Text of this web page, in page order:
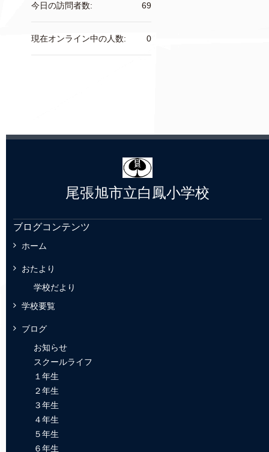
69
今日の訪問者数:
0
現在オンライン中の人数:
尾張旭市立白鳳小学校
ブログコンテンツ
ホーム
おたより
学校だより
学校要覧
ブログ
お知らせ
スクールライフ
１年生
２年生
３年生
４年生
５年生
６年生